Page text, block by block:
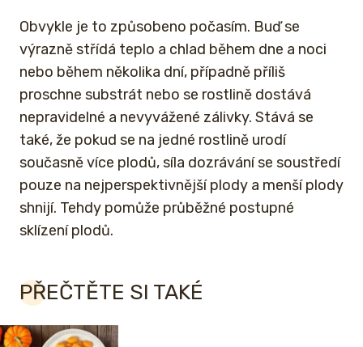
Obvykle je to způsobeno počasím. Buď se
výrazně střídá teplo a chlad během dne a noci
nebo během několika dní, případně příliš
proschne substrát nebo se rostlině dostává
nepravidelné a nevyvážené zálivky. Stává se
také, že pokud se na jedné rostlině urodí
současně více plodů, síla dozrávání se soustředí
pouze na nejperspektivnější plody a menší plody
shnijí. Tehdy pomůže průběžné postupné
sklízení plodů.
PŘEČTĚTE SI TAKÉ